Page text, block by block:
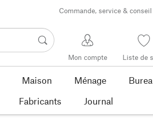
Commande, service & conseil
Mon compte Liste de
Maison Ménage
Fabricants Journal